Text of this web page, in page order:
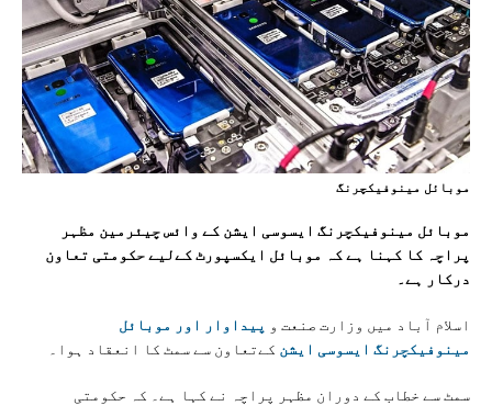
موبائل مينوفيکچرنگ
موبائل مینوفیکچرنگ ایسوسی ایشن کے وائس چیئرمین مظہر
پراچہ کا کہنا ہے کہ موبائل ایکسپورٹ کےلیے حکومتی تعاون
درکار ہے۔
اسلام آباد میں وزارت صنعت و پیداوار اور موبائل
مینوفیکچرنگ ایسوسی ایشن کےتعاون سے سمٹ کا انعقاد ہوا۔
سمٹ سے خطاب کے دوران مظہر پراچہ نے کہا ہے۔ کہ حکومتی